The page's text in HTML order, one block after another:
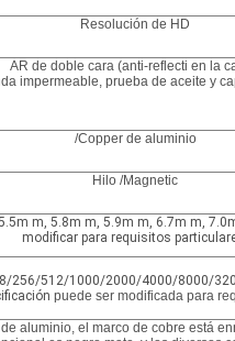
Resolución de HD
AR de doble cara (anti-reflecti en la
impermeable, prueba de aceite y
/Copper de aluminio
Hilo /Magnetic
m, 5.8m m, 5.9m m, 6.7m m,
modificar para requisitos
256/512/1000/2000/4000/8000/
puede ser modificada para
aluminio, el marco de cobre está